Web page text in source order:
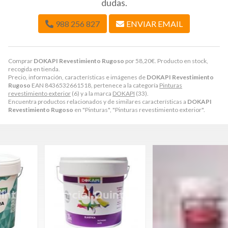
Comprar DOKAPI Revestimiento Rugoso por 58,20€ . Producto en stock,
recogida en tienda.
Precio, información, características e imágenes de DOKAPI Revestimiento
Rugoso EAN 8436532661518, pertenece a la categoría Pinturas
revestimiento exterior (6) y a la marca DOKAPI (33).
Encuentra productos relacionados y de similares características a DOKAPI
Revestimiento Rugoso en "Pinturas", "Pinturas revestimiento exterior".
dudas.
988 256 827 ENVIAR EMAIL